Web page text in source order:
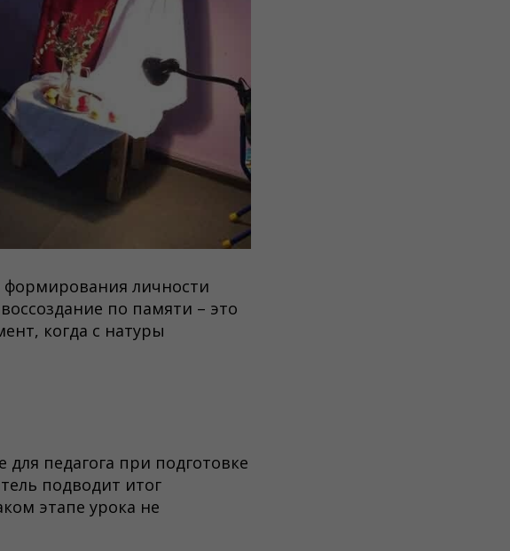
формирования личности
по памяти – это
когда с натуры
педагога при подготовке
подводит итог
этапе урока не